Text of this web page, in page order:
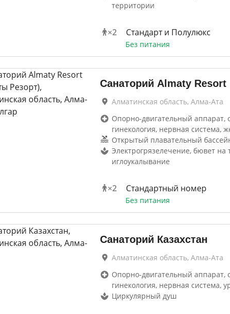
территории
×2 Стандарт и Полулюкс
Без питания
Санаторий Almaty Resort
Алматинская область, Алма-Ата
Опорно-двигательный аппарат,
гинекология, нервная система,
Открытый плавательный
Электрогрязелечение, бювет на
иглоукалывание
×2 Стандартный номер
Без питания
Санаторий Казахстан
Алматинская область, Алма-Ата
Опорно-двигательный аппарат,
гинекология, нервная система,
Циркулярный душ